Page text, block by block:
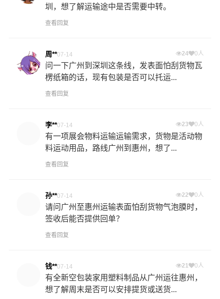
圳，想了解运输途中是否需要中转。
查看回复
周**07-14 24 0人
问一下广州到深圳这条线，发表面怕刮货物瓦
楞纸箱的话，现有包装是否可以托运...
查看回复
李**07-14 23 0人
有一项展会物料运输运输需求，货物是活动物
料运动用品，路线广州到惠州，想了...
查看回复
孙**07-14 22 0人
请问广州至惠州运输表面怕刮货物气泡膜时，
签收后能否提供回单？
查看回复
钱**07-14 21 0人
有全新空包装家用塑料制品从广州运往惠州，
想了解周末是否可以安排提货或送货...